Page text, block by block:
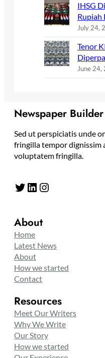
IHSG
Rupiah
July 24,
Tenor
June 24,
Newspaper Builder
Sed ut perspiciatis unde
fringilla tempor dignissim
voluptatem fringilla.
Twitter LinkedIn Instagram
About
Home
Latest News
About
How we started
Contact
Resources
Meet Our Writers
Why We Write
Our Story
How we started